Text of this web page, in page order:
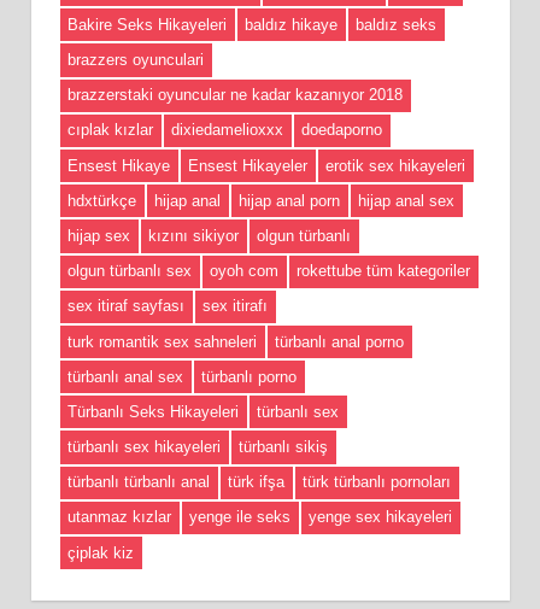
Bakire Seks Hikayeleri
baldız hikaye
baldız seks
brazzers oyunculari
brazzerstaki oyuncular ne kadar kazanıyor 2018
cıplak kızlar
dixiedamelioxxx
doedaporno
Ensest Hikaye
Ensest Hikayeler
erotik sex hikayeleri
hdxtürkçe
hijap anal hijap anal porn
hijap anal sex
hijap sex
kızını sikiyor
olgun türbanlı
olgun türbanlı sex
oyoh com
rokettube tüm kategoriler
sex itiraf sayfası
sex itirafı
turk romantik sex sahneleri
türbanlı anal porno
türbanlı anal sex
türbanlı porno
Türbanlı Seks Hikayeleri
türbanlı sex
türbanlı sex hikayeleri
türbanlı sikiş
türbanlı türbanlı anal
türk ifşa
türk türbanlı pornoları
utanmaz kızlar
yenge ile seks
yenge sex hikayeleri
çiplak kiz